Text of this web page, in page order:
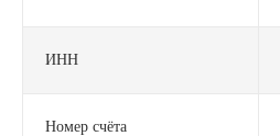
ИНН
Номер счёта